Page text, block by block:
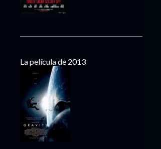
La película de 2013